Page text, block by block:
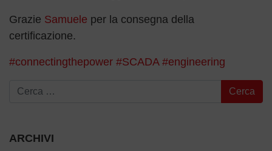
Grazie Samuele per la consegna della
certificazione.
#connectingthepower #SCADA#engineering
Ricerca per:
ARCHIVI